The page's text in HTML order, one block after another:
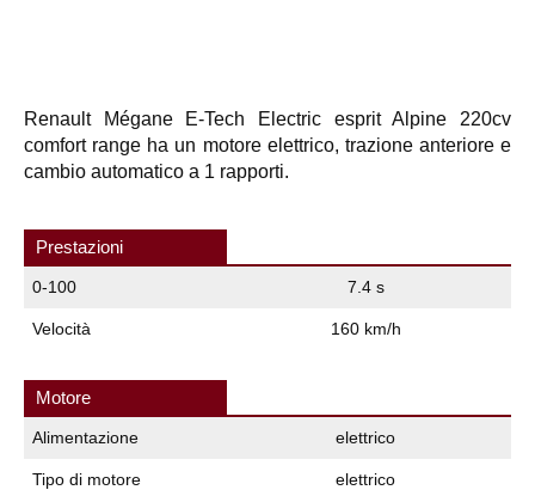
Renault Mégane E-Tech Electric esprit Alpine 220cv
comfort range ha un motore elettrico, trazione anteriore e
cambio automatico a 1 rapporti.
Prestazioni
0-100 7.4 s
Velocità 160 km/h
Motore
Alimentazione elettrico
Tipo di motore elettrico